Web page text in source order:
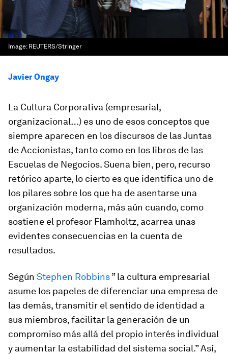
Image: REUTERS/Stringer
Javier Ongay
La Cultura Corporativa (empresarial,
organizacional…) es uno de esos conceptos que
siempre aparecen en los discursos de las Juntas
de Accionistas, tanto como en los libros de las
Escuelas de Negocios. Suena bien, pero, recurso
retórico aparte, lo cierto es que identifica uno de
los pilares sobre los que ha de asentarse una
organización moderna, más aún cuando, como
sostiene el profesor Flamholtz, acarrea unas
evidentes consecuencias en la cuenta de
resultados.
Según Stephen Robbins”la cultura empresarial
asume los papeles de diferenciar una empresa de
las demás, transmitir el sentido de identidad a
sus miembros, facilitar la generación de un
compromiso más allá del propio interés individual
y aumentar la estabilidad del sistema social.” Así,